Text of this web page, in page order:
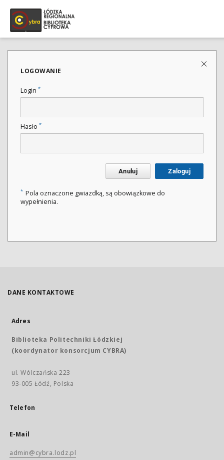
LOGOWANIE
Login *
Hasło *
Anuluj Zaloguj
* Pola oznaczone gwiazdką, są obowiązkowe do
wypełnienia.
DANE KONTAKTOWE
Adres
Biblioteka Politechniki Łódzkiej
(koordynator konsorcjum CYBRA)
ul. Wólczańska 223
93-005 Łódź, Polska
Telefon
E-Mail
admin@cybra.lodz.pl